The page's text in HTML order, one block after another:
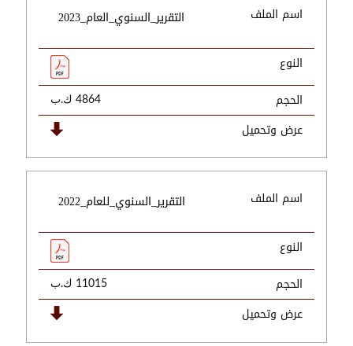
اسم الملف التقرير_السنوي_العام_2023
النوع
الحجم
4864 ك.ب
عرض وتحميل
اسم الملف التقرير_السنوي_للعام_2022
النوع
الحجم
11015 ك.ب
عرض وتحميل